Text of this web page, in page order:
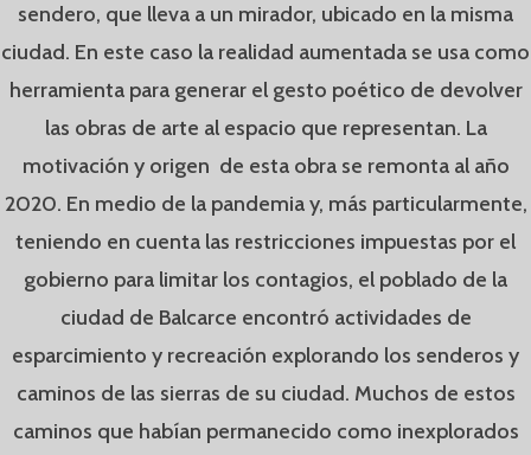
sendero, que lleva a un mirador, ubicado en la misma
ciudad. En este caso la realidad aumentada se usa como
herramienta para generar el gesto poético de devolver
las obras de arte al espacio que representan. La
motivación y origen de esta obra se remonta al año
2020. En medio de la pandemia y, más particularmente,
teniendo en cuenta las restricciones impuestas por el
gobierno para limitar los contagios, el poblado de la
ciudad de Balcarce encontró actividades de
esparcimiento y recreación explorando los senderos y
caminos de las sierras de su ciudad. Muchos de estos
caminos que habían permanecido como inexplorados